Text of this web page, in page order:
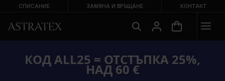
СПИСАНИЕ ЗАМЯНА И ВРЪЩАНЕ КОНТАКТ
КОД ALL25 = ОТСТЪПКА 25%,
НАД 60 €